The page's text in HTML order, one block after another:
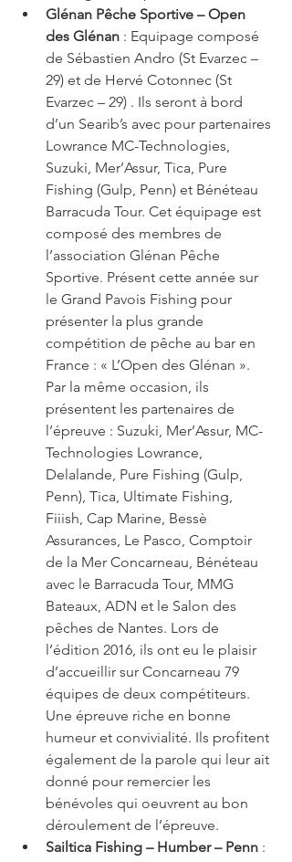
Glénan Pêche Sportive – Open
des Glénan : Equipage composé
de Sébastien Andro (St Evarzec –
29) et de Hervé Cotonnec (St
Evarzec – 29) . Ils seront à bord
d’un Searib’s avec pour partenaires
Lowrance MC-Technologies,
Suzuki, Mer’Assur, Tica, Pure
Fishing (Gulp, Penn) et Bénéteau
Barracuda Tour. Cet équipage est
composé des membres de
l’association Glénan Pêche
Sportive. Présent cette année sur
le Grand Pavois Fishing pour
présenter la plus grande
compétition de pêche au bar en
France : « L’Open des Glénan ».
Par la même occasion, ils
présentent les partenaires de
l’épreuve : Suzuki, Mer’Assur, MC-
Technologies Lowrance,
Delalande, Pure Fishing (Gulp,
Penn), Tica, Ultimate Fishing,
Fiiish, Cap Marine, Bessè
Assurances, Le Pasco, Comptoir
de la Mer Concarneau, Bénéteau
avec le Barracuda Tour, MMG
Bateaux, ADN et le Salon des
pêches de Nantes. Lors de
l’édition 2016, ils ont eu le plaisir
d’accueillir sur Concarneau 79
équipes de deux compétiteurs.
Une épreuve riche en bonne
humeur et convivialité. Ils profitent
également de la parole qui leur ait
donné pour remercier les
bénévoles qui oeuvrent au bon
déroulement de l’épreuve.
Sailtica Fishing – Humber – Penn :